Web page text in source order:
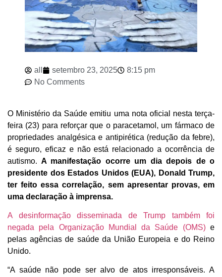
all setembro 23, 2025
8:15 pm
No Comments
O Ministério da Saúde emitiu uma nota oficial nesta terça-
feira (23) para reforçar que o paracetamol, um fármaco de
propriedades analgésica e antipirética (redução da febre),
é seguro, eficaz e não está relacionado a ocorrência de
autismo. A manifestação ocorre um dia depois de o
presidente dos Estados Unidos (EUA), Donald Trump,
ter feito essa correlação, sem apresentar provas, em
uma declaração à imprensa.
A desinformação disseminada de Trump também foi
negada pela Organização Mundial da Saúde (OMS)e
pelas agências de saúde da União Europeia e do Reino
Unido.
“A saúde não pode ser alvo de atos irresponsáveis. A